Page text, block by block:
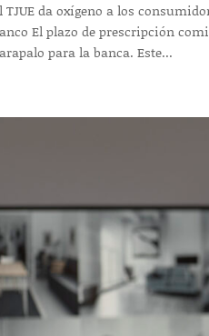
TJUE da oxígeno a los
El plazo de prescripción
para la banca. Este...